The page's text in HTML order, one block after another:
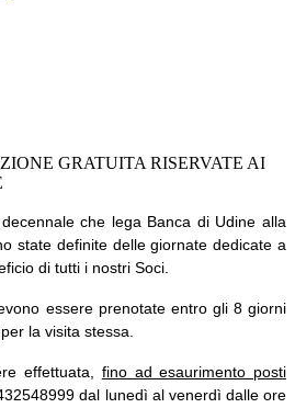
GRATUITA RISERVATE AI
che lega Banca di Udine alla
state definite delle giornate dedicate a
di tutti i nostri Soci.
essere prenotate entro gli 8 giorni
la visita stessa.
effettuata, fino ad esaurimento posti
dal lunedì al venerdì dalle ore